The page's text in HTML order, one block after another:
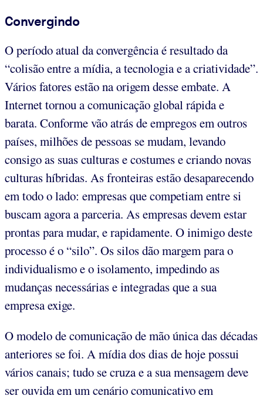
Convergindo
O período atual da convergência é resultado da
“colisão entre a mídia, a tecnologia e a criatividade”.
Vários fatores estão na origem desse embate. A
Internet tornou a comunicação global rápida e
barata. Conforme vão atrás de empregos em outros
países, milhões de pessoas se mudam, levando
consigo as suas culturas e costumes e criando novas
culturas híbridas. As fronteiras estão desaparecendo
em todo o lado: empresas que competiam entre si
buscam agora a parceria. As empresas devem estar
prontas para mudar, e rapidamente. O inimigo deste
processo é o “silo”. Os silos dão margem para o
individualismo e o isolamento, impedindo as
mudanças necessárias e integradas que a sua
empresa exige.
O modelo de comunicação de mão única das décadas
anteriores se foi. A mídia dos dias de hoje possui
vários canais; tudo se cruza e a sua mensagem deve
ser ouvida em um cenário comunicativo em